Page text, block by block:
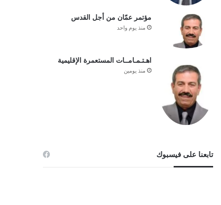
مؤتمر عمّان من أجل القدس
منذ يوم واحد
اهـتـمـامــات المستعمرة الإقليمية
منذ يومين
تابعنا على فيسبوك